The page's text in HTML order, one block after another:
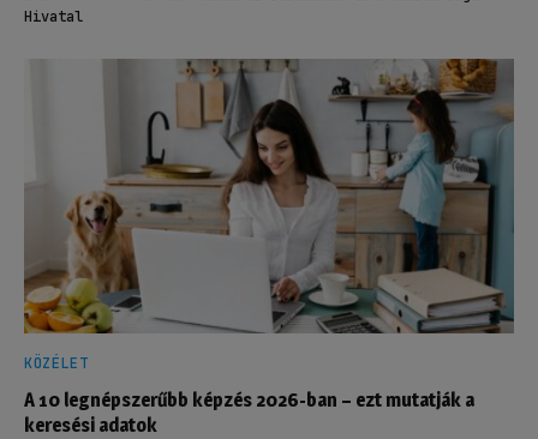
Hivatal
KÖZÉLET
A 10 legnépszerűbb képzés 2026-ban – ezt mutatják a
keresési adatok